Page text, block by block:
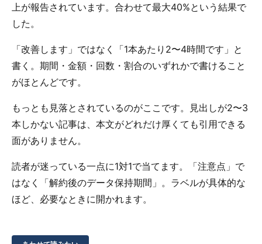
上が報告されています。合わせて最大40%という結果で
した。
「改善します」ではなく「1本あたり2〜4時間です」と
書く。期間・金額・回数・割合のいずれかで書けること
がほとんどです。
もっとも見落とされているのがここです。見出しが2〜3
本しかない記事は、本文がどれだけ厚くても引用できる
面がありません。
読者が迷っている一点に1対1で当てます。「注意点」で
はなく「解約後のデータ保持期間」。ラベルが具体的な
ほど、必要なときに開かれます。